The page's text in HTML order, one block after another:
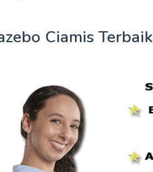
Ciamis Terbaik